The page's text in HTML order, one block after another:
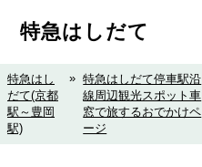
特急はしだて
特急はし
だて(京都
駅～豊岡
駅)
» 特急はしだて停車駅沿
線周辺観光スポット車
窓で旅するおでかけペ
ージ